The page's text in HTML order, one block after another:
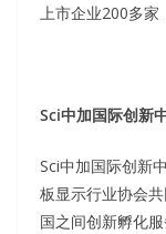
上市企业200多家
Sci中加国际创新
Sci中加国际创新
板显示行业协会
国之间创新孵化